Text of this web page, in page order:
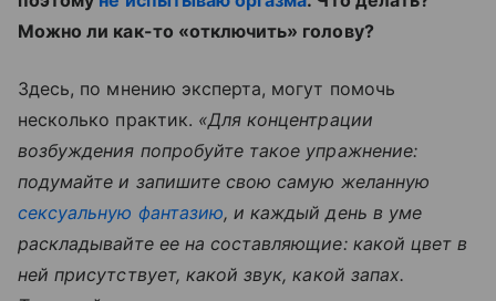
Можно ли как-то «отключить» голову?
Здесь, по мнению эксперта, могут помочь
несколько практик. «Для концентрации
возбуждения попробуйте такое упражнение:
подумайте и запишите свою самую желанную
сексуальную фантазию, и каждый день в уме
раскладывайте ее на составляющие: какой цвет в
ней присутствует, какой звук, какой запах.